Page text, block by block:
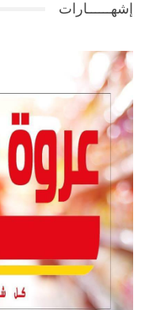
إشهــــــارات